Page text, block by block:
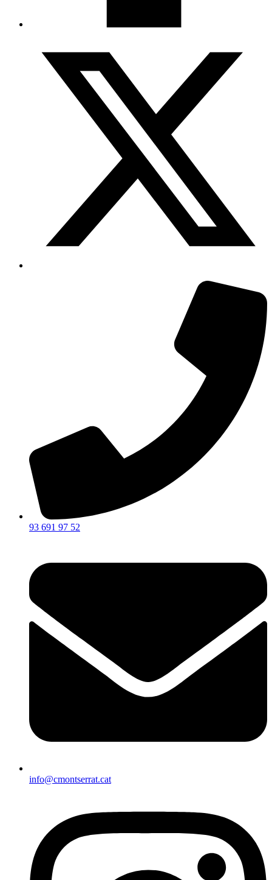
93 691 97 52
info@cmontserrat.cat